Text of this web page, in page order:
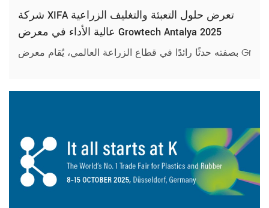
شركة XIFA تعرض حلول التعبئة والتغليف الزراعية
عالية الأداء في معرض Growtech Antalya 2025